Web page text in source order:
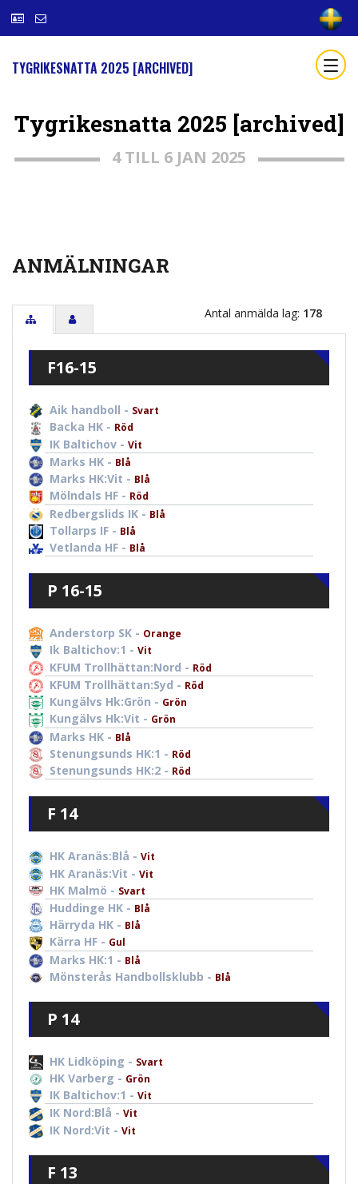
TYGRIKESNATTA 2025 [ARCHIVED]
Tygrikesnatta 2025 [archived]
4 TILL 6 JAN 2025
ANMÄLNINGAR
Antal anmälda lag: 178
F16-15
Aik handboll - Svart
Backa HK - Röd
IK Baltichov - Vit
Marks HK - Blå
Marks HK:Vit - Blå
Mölndals HF - Röd
Redbergslids IK - Blå
Tollarps IF - Blå
Vetlanda HF - Blå
P 16-15
Anderstorp SK - Orange
Ik Baltichov:1 - Vit
KFUM Trollhättan:Nord - Röd
KFUM Trollhättan:Syd - Röd
Kungälvs Hk:Grön - Grön
Kungälvs Hk:Vit - Grön
Marks HK - Blå
Stenungsunds HK:1 - Röd
Stenungsunds HK:2 - Röd
F 14
HK Aranäs:Blå - Vit
HK Aranäs:Vit - Vit
HK Malmö - Svart
Huddinge HK - Blå
Härryda HK - Blå
Kärra HF - Gul
Marks HK:1 - Blå
Mönsterås Handbollsklubb - Blå
P 14
HK Lidköping - Svart
HK Varberg - Grön
IK Baltichov:1 - Vit
IK Nord:Blå - Vit
IK Nord:Vit - Vit
F 13